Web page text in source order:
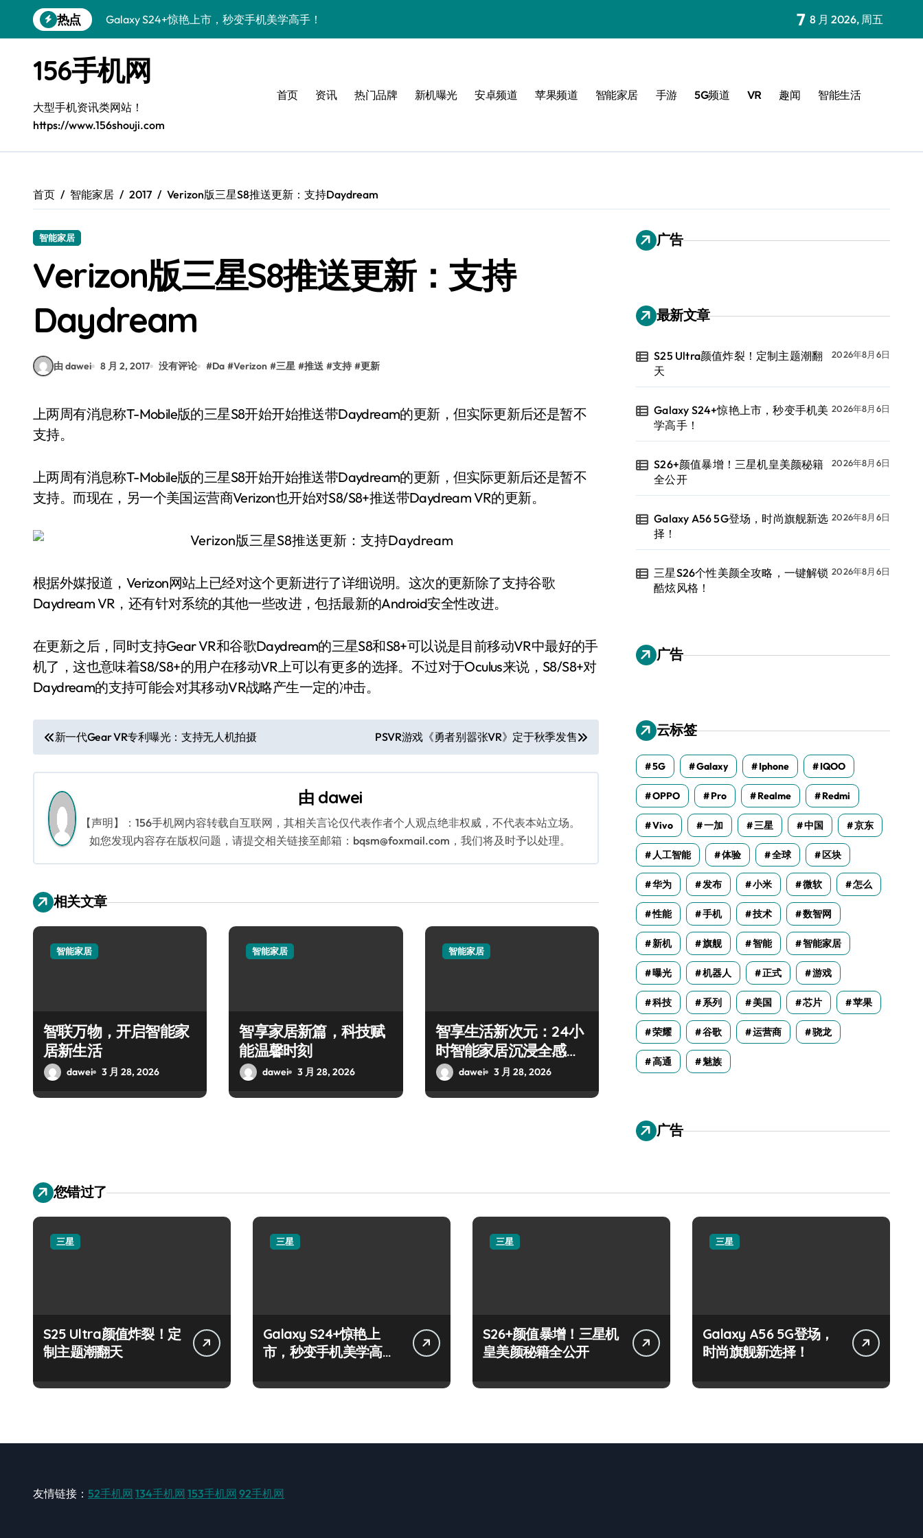
到
热点
Galaxy S24+惊艳上市，秒变手机美学高手！
Galaxy A56 5G登场，时尚旗舰新选择！
三星S26个性美颜全攻略，一键解锁酷炫风格！
S25美化秘籍：个性潮玩，炫酷加倍！
Galaxy C55 5G焕新秘籍：潮流定制，玩转无限可能
Galaxy Z Flip6：折叠时尚，一瞬惊艳
S25 Ultra颜值炸裂！定制主题潮翻天
7 8 月 2026, 周五
156手机网
大型手机资讯类网站！
https://www.156shouji.com
首页 资讯 热门品牌 新机曝光 安卓频道 苹果频道 智能家居 手游 5G频道 VR 趣闻 智能生活
首页 智能家居 2017 Verizon版三星S8推送更新：支持Daydream
智能家居
Verizon版三星S8推送更新：支持
Daydream
由 dawei 8 月 2, 2017 没有评论 #Da #Verizon #三星 #推送 #支持 #更新
上两周有消息称T-Mobile版的三星S8开始开始推送带Daydream的更新，但实际更新后还是暂不
支持。
上两周有消息称T-Mobile版的三星S8开始开始推送带Daydream的更新，但实际更新后还是暂不
支持。而现在，另一个美国运营商Verizon也开始对S8/S8+推送带Daydream VR的更新。
根据外媒报道，Verizon网站上已经对这个更新进行了详细说明。这次的更新除了支持谷歌
Daydream VR，还有针对系统的其他一些改进，包括最新的Android安全性改进。
在更新之后，同时支持Gear VR和谷歌Daydream的三星S8和S8+可以说是目前移动VR中最好的手
机了，这也意味着S8/S8+的用户在移动VR上可以有更多的选择。不过对于Oculus来说，S8/S8+对
Daydream的支持可能会对其移动VR战略产生一定的冲击。
文
章
导
航
新一代Gear VR专利曝光：支持无人机拍摄 PSVR游戏《勇者别嚣张VR》定于秋季发售
由 dawei
【声明】：156手机网内容转载自互联网，其相关言论仅代表作者个人观点绝非权威，不代表本站立场。
如您发现内容存在版权问题，请提交相关链接至邮箱：bqsm@foxmail.com，我们将及时予以处理。
相关文章
智能家居
智联万物，开启智能家
居新生活
dawei 3 月 28, 2026
智能家居
智享家居新篇，科技赋
能温馨时刻
dawei 3 月 28, 2026
智能家居
智享生活新次元：24小
时智能家居沉浸全感体
验
dawei 3 月 28, 2026
广告
最新文章
S25 Ultra颜值炸裂！定制主题潮翻
天
2026年8月6日
Galaxy S24+惊艳上市，秒变手机美
学高手！
2026年8月6日
S26+颜值暴增！三星机皇美颜秘籍
全公开
2026年8月6日
Galaxy A56 5G登场，时尚旗舰新选
择！
2026年8月6日
三星S26个性美颜全攻略，一键解锁
酷炫风格！
2026年8月6日
广告
云标签
5G Galaxy Iphone IQOO
OPPO Pro Realme Redmi
Vivo 一加 三星 中国 京东
人工智能 体验 全球 区块
华为 发布 小米 微软 怎么
性能 手机 技术 数智网
新机 旗舰 智能 智能家居
曝光 机器人 正式 游戏
科技 系列 美国 芯片 苹果
荣耀 谷歌 运营商 骁龙
高通 魅族
广告
您错过了
三星
S25 Ultra颜值炸裂！定
制主题潮翻天
三星
Galaxy S24+惊艳上
市，秒变手机美学高
三星
S26+颜值暴增！三星机
皇美颜秘籍全公开
三星
Galaxy A56 5G登场，
时尚旗舰新选择！
友情链接： 52手机网 134手机网 153手机网 92手机网